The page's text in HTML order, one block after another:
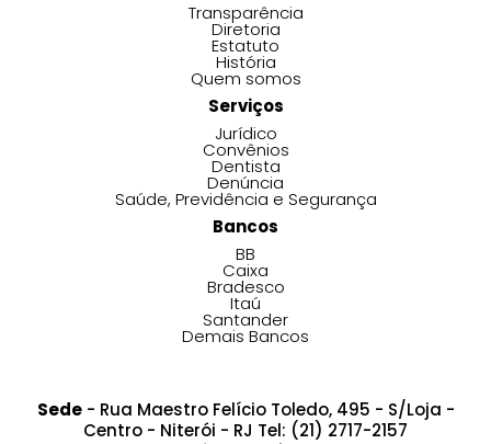
Transparência
Diretoria
Estatuto
História
Quem somos
Serviços
Jurídico
Convênios
Dentista
Denúncia
Saúde, Previdência e Segurança
Bancos
BB
Caixa
Bradesco
Itaú
Santander
Demais Bancos
Sede- Rua Maestro Felício Toledo, 495 - S/Loja -
Centro - Niterói - RJ Tel: (21) 2717-2157